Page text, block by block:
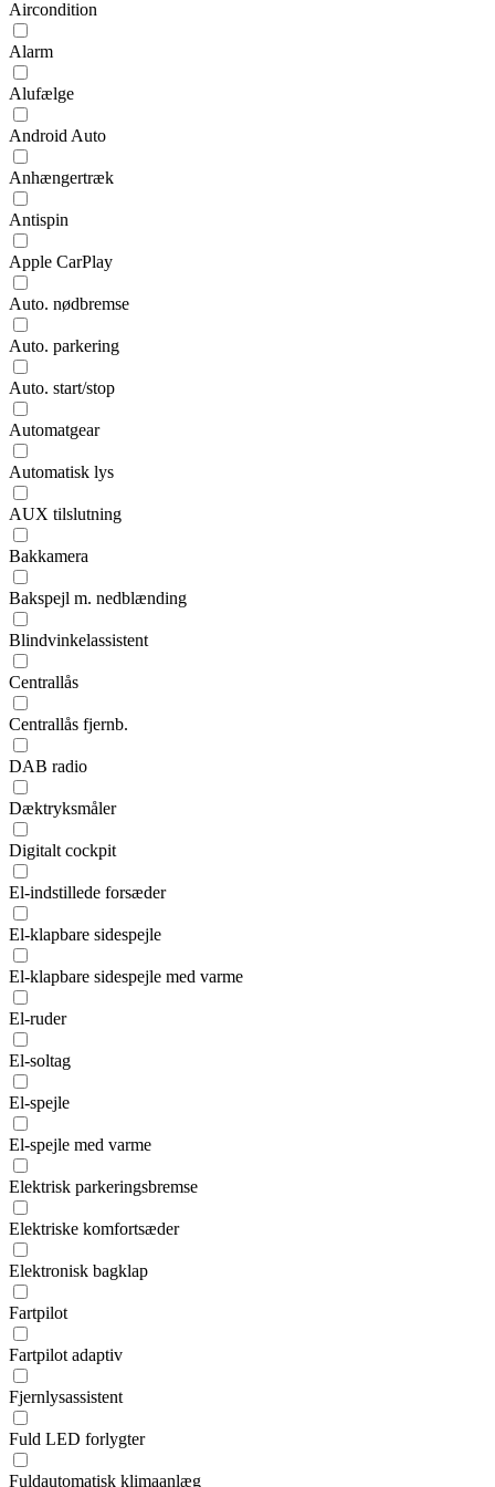
Aircondition
Alarm
Alufælge
Android Auto
Anhængertræk
Antispin
Apple CarPlay
Auto. nødbremse
Auto. parkering
Auto. start/stop
Automatgear
Automatisk lys
AUX tilslutning
Bakkamera
Bakspejl m. nedblænding
Blindvinkelassistent
Centrallås
Centrallås fjernb.
DAB radio
Dæktryksmåler
Digitalt cockpit
El-indstillede forsæder
El-klapbare sidespejle
El-klapbare sidespejle med varme
El-ruder
El-soltag
El-spejle
El-spejle med varme
Elektrisk parkeringsbremse
Elektriske komfortsæder
Elektronisk bagklap
Fartpilot
Fartpilot adaptiv
Fjernlysassistent
Fuld LED forlygter
Fuldautomatisk klimaanlæg